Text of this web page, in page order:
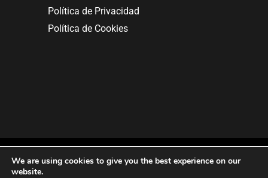
Política de Privacidad
Política de Cookies
We are using cookies to give you the best experience on our
website.